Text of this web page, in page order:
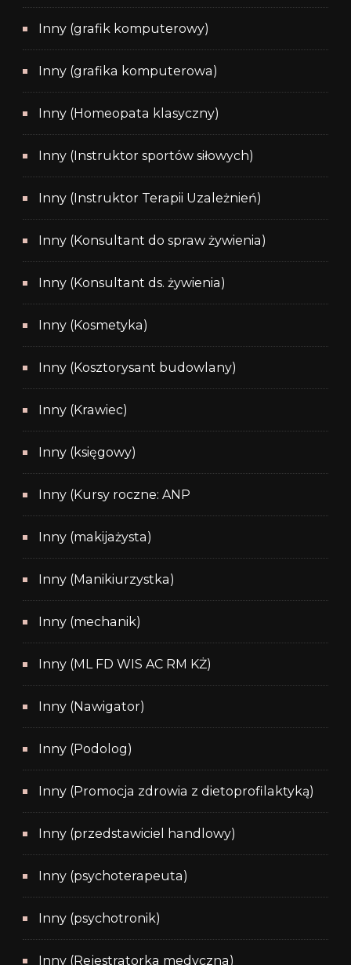
Inny (grafik komputerowy)
Inny (grafika komputerowa)
Inny (Homeopata klasyczny)
Inny (Instruktor sportów siłowych)
Inny (Instruktor Terapii Uzależnień)
Inny (Konsultant do spraw żywienia)
Inny (Konsultant ds. żywienia)
Inny (Kosmetyka)
Inny (Kosztorysant budowlany)
Inny (Krawiec)
Inny (księgowy)
Inny (Kursy roczne: ANP
Inny (makijażysta)
Inny (Manikiurzystka)
Inny (mechanik)
Inny (ML FD WIS AC RM KŻ)
Inny (Nawigator)
Inny (Podolog)
Inny (Promocja zdrowia z dietoprofilaktyką)
Inny (przedstawiciel handlowy)
Inny (psychoterapeuta)
Inny (psychotronik)
Inny (Rejestratorka medyczna)